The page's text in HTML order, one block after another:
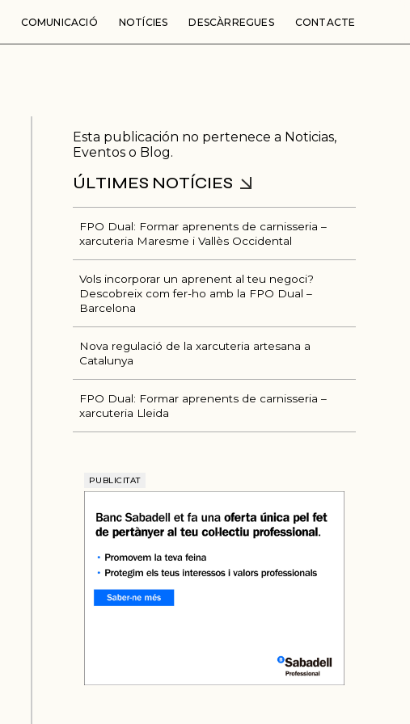
COMUNICACIÓ NOTÍCIES DESCÀRREGUES CONTACTE
Esta publicación no pertenece a Noticias,
Eventos o Blog.
FPO Dual: Formar aprenents de carnisseria –
xarcuteria Maresme i Vallès Occidental
Vols incorporar un aprenent al teu negoci?
Descobreix com fer-ho amb la FPO Dual –
Barcelona
Nova regulació de la xarcuteria artesana a
Catalunya
FPO Dual: Formar aprenents de carnisseria –
xarcuteria Lleida
PUBLICITAT